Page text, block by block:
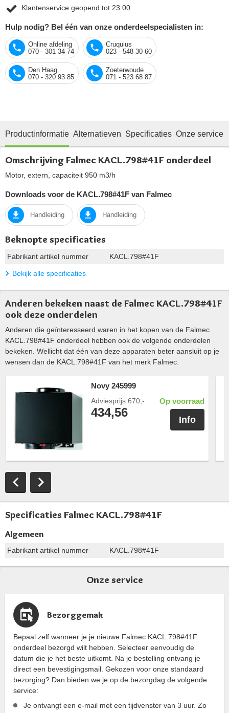
Klantenservice geopend tot 23:00
Hulp nodig? Bel één van onze onderdeelspecialisten in:
Online afdeling
070 - 301 34 74
Cruquius
023 - 548 30 60
Den Haag
070 - 320 93 85
Zoeterwoude
071 - 523 68 87
Productinformatie Alternatieven Specificaties Onze service
Omschrijving Falmec KACL.798#41F onderdeel
Motor, extern, capaciteit 950 m3/h
Downloads voor de KACL.798#41F van Falmec
Handleiding Handleiding
Beknopte specificaties
Fabrikant artikel nummer KACL.798#41F
Bekijk alle specificaties
Anderen bekeken naast de Falmec KACL.798#41F
ook deze onderdelen
Anderen die geïnteresseerd waren in het kopen van de Falmec
KACL.798#41F onderdeel hebben ook de volgende onderdelen
bekeken. Wellicht dat één van deze apparaten beter aansluit op je
wensen dan de KACL.798#41F van het merk Falmec.
Novy 245999
Adviesprijs 670,-
434,56
Op voorraad
Info
Specificaties Falmec KACL.798#41F
Algemeen
Fabrikant artikel nummer KACL.798#41F
Onze service
Bezorggemak
Bepaal zelf wanneer je je nieuwe Falmec KACL.798#41F
onderdeel bezorgd wilt hebben. Selecteer eenvoudig de
datum die je het beste uitkomt. Na je bestelling ontvang je
direct een bevestigingsmail. Gekozen voor onze standaard
bezorging? Dan bieden we je op de bezorgdag de volgende
service:
Je ontvangt een e-mail met een tijdvenster van 3 uur. Zo